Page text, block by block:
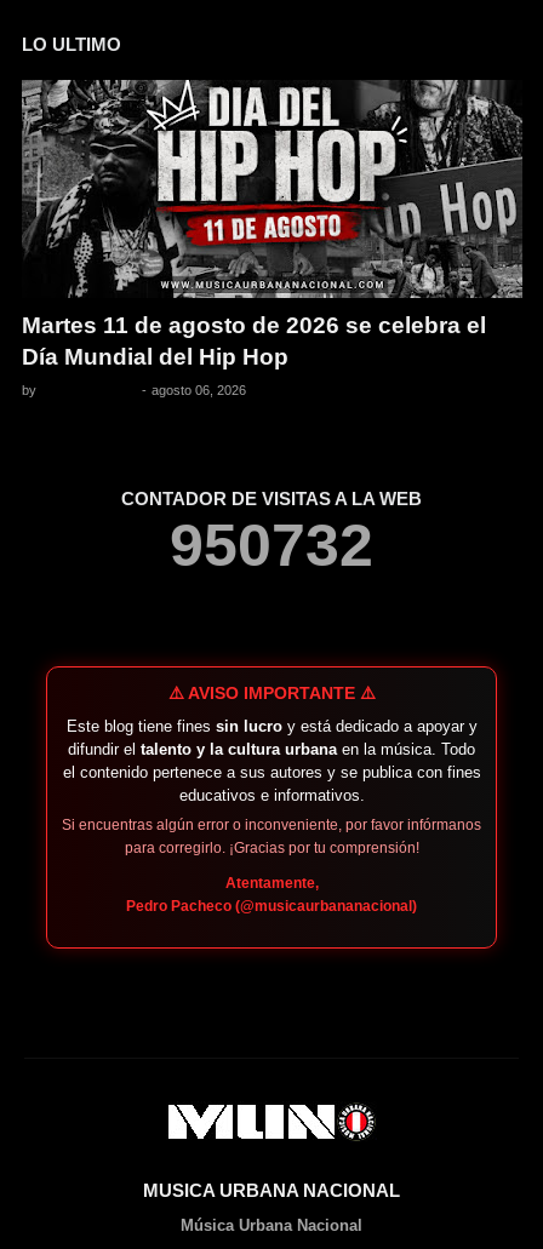
LO ULTIMO
Martes 11 de agosto de 2026 se celebra el
Día Mundial del Hip Hop
by - agosto 06, 2026
CONTADOR DE VISITAS A LA WEB
950732
⚠️ AVISO IMPORTANTE ⚠️
Este blog tiene fines sin lucroy está dedicado a apoyar y
difundir el talento y la cultura urbanaen la música. Todo
el contenido pertenece a sus autores y se publica con fines
educativos e informativos.
Si encuentras algún error o inconveniente, por favor infórmanos
para corregirlo. ¡Gracias por tu comprensión!
Atentamente,
Pedro Pacheco (@musicaurbananacional)
MUSICA URBANA NACIONAL
Música Urbana Nacional